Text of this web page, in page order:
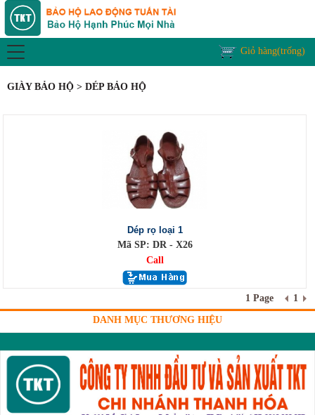
Giỏ hàng(trống)
GIÀY BẢO HỘ > DÉP BẢO HỘ
Dép rọ loại 1
Mã SP: DR - X26
Call
1 Page 1
DANH MỤC THƯƠNG HIỆU